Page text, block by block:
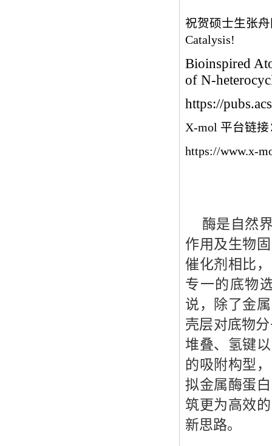
祝贺硕士生张
Catalysis!
Bioinspired
of N-
https://
X-mol 平台链接
https://www.x-
酶是自然
作用及生物
催化剂相比
专一的底物
说，除了金
壳层对底物
堆叠、氢键
的吸附构型
拟金属酶蛋
筑更为高效
新思路。